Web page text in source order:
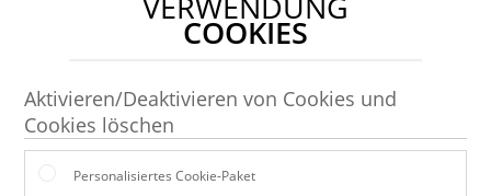
COOKIES
Aktivieren/Deaktivieren von Cookies und
Cookies löschen
Personalisiertes Cookie-Paket